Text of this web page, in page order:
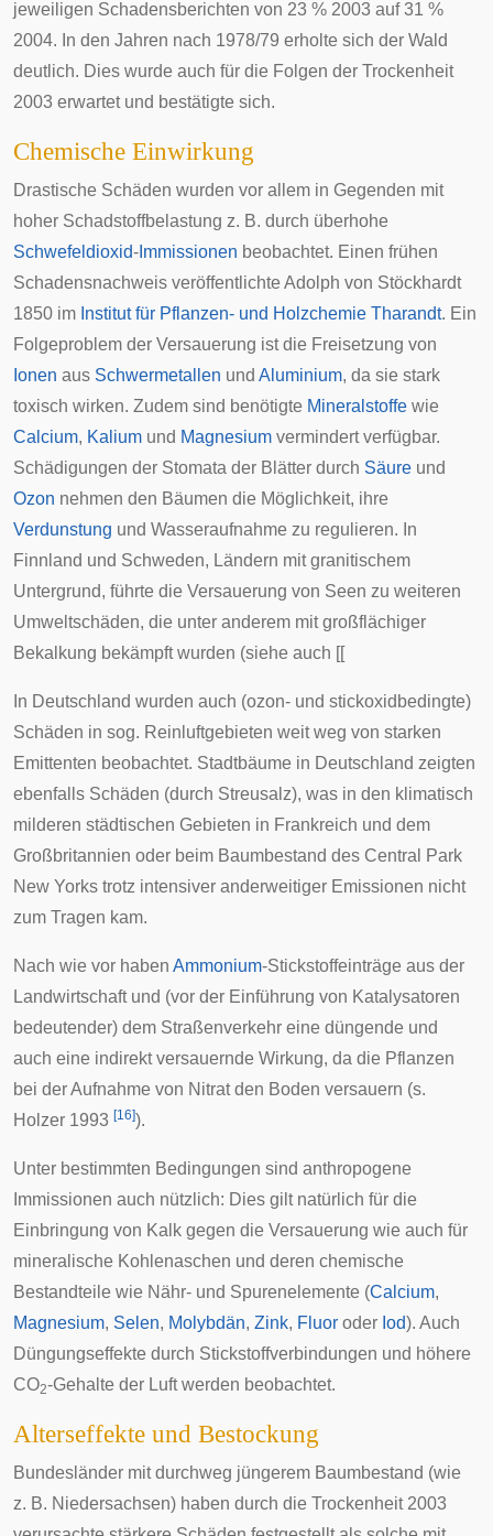
jeweiligen Schadensberichten von 23 % 2003 auf 31 %
2004. In den Jahren nach 1978/79 erholte sich der Wald
deutlich. Dies wurde auch für die Folgen der Trockenheit
2003 erwartet und bestätigte sich.
Chemische Einwirkung
Drastische Schäden wurden vor allem in Gegenden mit
hoher Schadstoffbelastung z. B. durch überhohe
Schwefeldioxid- Immissionen beobachtet. Einen frühen
Schadensnachweis veröffentlichte Adolph von Stöckhardt
1850 im Institut für Pflanzen- und Holzchemie Tharandt. Ein
Folgeproblem der Versauerung ist die Freisetzung von
Ionen aus Schwermetallen und Aluminium, da sie stark
toxisch wirken. Zudem sind benötigte Mineralstoffe wie
Calcium, Kalium und Magnesium vermindert verfügbar.
Schädigungen der Stomata der Blätter durch Säure und
Ozon nehmen den Bäumen die Möglichkeit, ihre
Verdunstung und Wasseraufnahme zu regulieren. In
Finnland und Schweden, Ländern mit granitischem
Untergrund, führte die Versauerung von Seen zu weiteren
Umweltschäden, die unter anderem mit großflächiger
Bekalkung bekämpft wurden (siehe auch [[
In Deutschland wurden auch (ozon- und stickoxidbedingte)
Schäden in sog. Reinluftgebieten weit weg von starken
Emittenten beobachtet. Stadtbäume in Deutschland zeigten
ebenfalls Schäden (durch Streusalz), was in den klimatisch
milderen städtischen Gebieten in Frankreich und dem
Großbritannien oder beim Baumbestand des Central Park
New Yorks trotz intensiver anderweitiger Emissionen nicht
zum Tragen kam.
Nach wie vor haben Ammonium-Stickstoffeinträge aus der
Landwirtschaft und (vor der Einführung von Katalysatoren
bedeutender) dem Straßenverkehr eine düngende und
auch eine indirekt versauernde Wirkung, da die Pflanzen
bei der Aufnahme von Nitrat den Boden versauern (s.
Holzer 1993 [16]).
Unter bestimmten Bedingungen sind anthropogene
Immissionen auch nützlich: Dies gilt natürlich für die
Einbringung von Kalk gegen die Versauerung wie auch für
mineralische Kohlenaschen und deren chemische
Bestandteile wie Nähr- und Spurenelemente (Calcium,
Magnesium, Selen, Molybdän, Zink, Fluor oder Iod). Auch
Düngungseffekte durch Stickstoffverbindungen und höhere
CO2-Gehalte der Luft werden beobachtet.
Alterseffekte und Bestockung
Bundesländer mit durchweg jüngerem Baumbestand (wie
z. B. Niedersachsen) haben durch die Trockenheit2003